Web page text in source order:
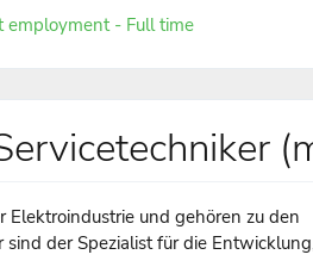
employment - Full time
und gehören zu den
der Spezialist für die